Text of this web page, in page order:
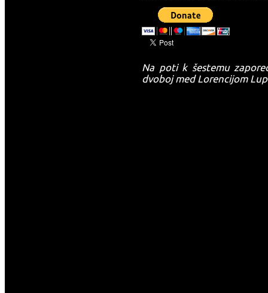
Na poti k šestemu
dvoboj med Lorencijom